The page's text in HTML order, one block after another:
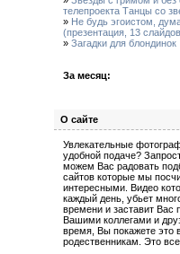
телепроекта Танцы со
» Не будь эгоистом,
(презентация, 13
» Загадки для блондинок
За месяц:
О сайте
Увлекательные
удобной подаче?
можем Вас радовать
сайтов которые мы
интересными. Видео
каждый день, убьет
времени и заставит Вас
Вашими коллегами и
время, Вы покажете это
родественникам. Это